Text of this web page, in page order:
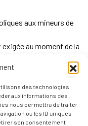
des technologies
aux informations des
nous permettra de traiter
ou les ID uniques
son consentement
aux mineurs de
au moment de la
Sachez